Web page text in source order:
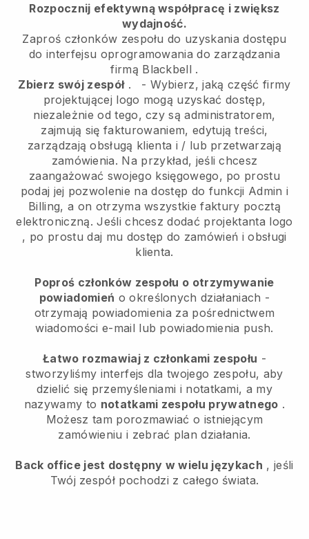
Rozpocznij efektywną współpracę i zwiększ
wydajność.
Zaproś członków zespołu do uzyskania dostępu
do interfejsu oprogramowania do zarządzania
firmą Blackbell .
Zbierz swój zespół. - Wybierz, jaką część firmy
projektującej logo mogą uzyskać dostęp,
niezależnie od tego, czy są administratorem,
zajmują się fakturowaniem, edytują treści,
zarządzają obsługą klienta i / lub przetwarzają
zamówienia. Na przykład, jeśli chcesz
zaangażować swojego księgowego, po prostu
podaj jej pozwolenie na dostęp do funkcji Admin i
Billing, a on otrzyma wszystkie faktury pocztą
elektroniczną.Jeśli chcesz dodać projektanta logo
, po prostu daj mu dostęp do zamówień i obsługi
klienta.
Poproś członków zespołu o otrzymywanie
powiadomień o określonych działaniach -
otrzymają powiadomienia za pośrednictwem
wiadomości e-mail lub powiadomienia push.
Łatwo rozmawiaj z członkami zespołu -
stworzyliśmy interfejs dla twojego zespołu, aby
dzielić się przemyśleniami i notatkami, a my
nazywamy to notatkami zespołu prywatnego .
Możesz tam porozmawiać o istniejącym
zamówieniu i zebrać plan działania.
Back office jest dostępny w wielu językach , jeśli
Twój zespół pochodzi z całego świata.